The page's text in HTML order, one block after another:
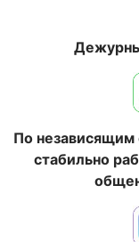
По независящим
стабильно